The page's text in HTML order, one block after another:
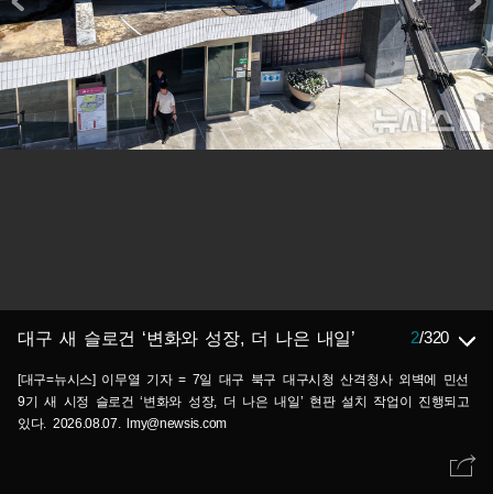
대구 새 슬로건 ‘변화와 성장, 더 나은 내일’ 2/320
[대구=뉴시스] 이무열 기자 = 7일 대구 북구 대구시청 산격청사 외벽에 민선
9기 새 시정 슬로건 ‘변화와 성장, 더 나은 내일’ 현판 설치 작업이 진행되고
있다. 2026.08.07. lmy@newsis.com